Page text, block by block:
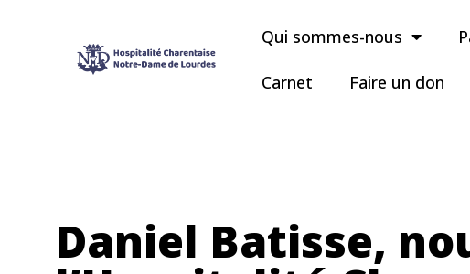
Qui sommes-nous
Carnet Faire un don
Daniel Batisse,